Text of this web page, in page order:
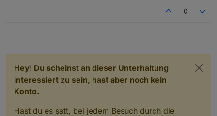
0
Hey! Du scheinst an dieser Unterhaltung
interessiert zu sein, hast aber noch kein
Konto.
Hast du es satt, bei jedem Besuch durch die